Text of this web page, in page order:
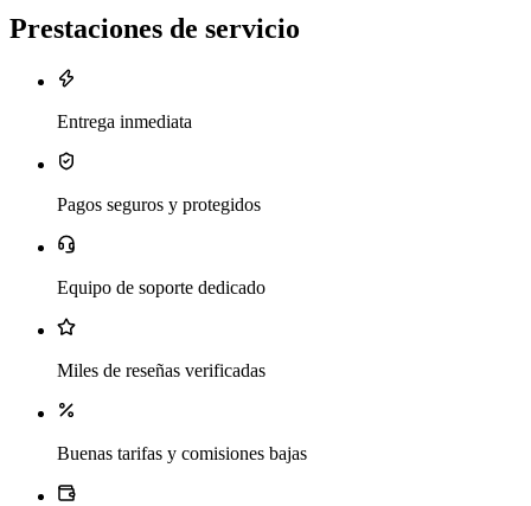
Prestaciones de servicio
Entrega inmediata
Pagos seguros y protegidos
Equipo de soporte dedicado
Miles de reseñas verificadas
Buenas tarifas y comisiones bajas